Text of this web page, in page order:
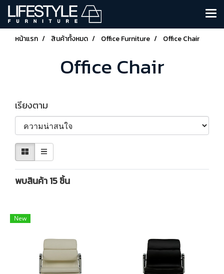
หน้าแรก สินค้าทั้งหมด Office Furniture Office Chair
Office Chair
เรียงตาม
พบสินค้า 15 ชิ้น
New